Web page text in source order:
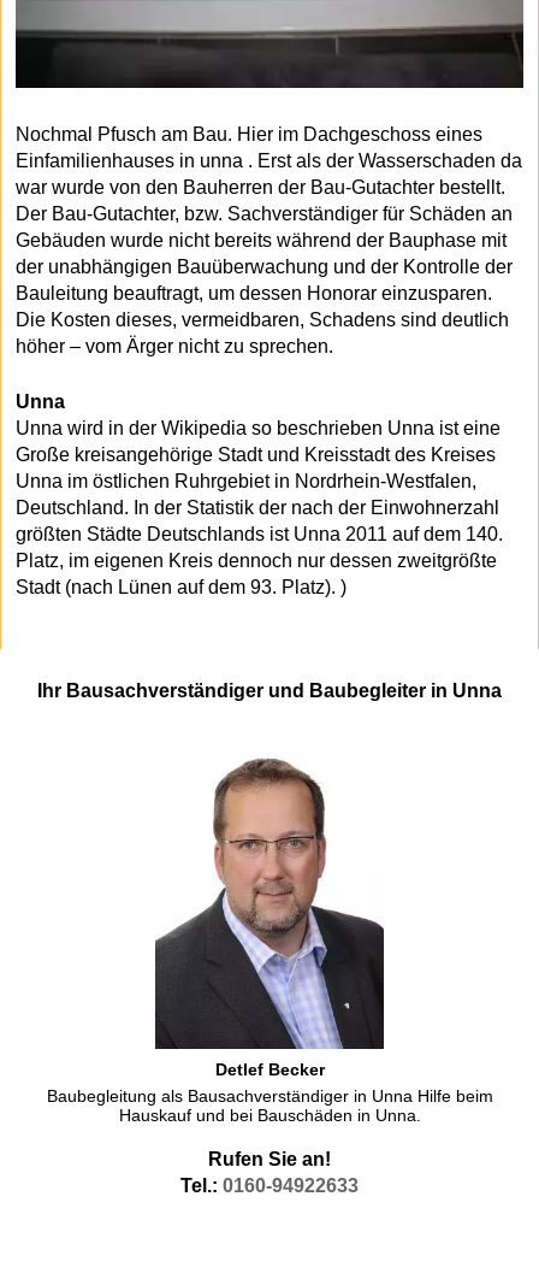
Ihr Bausachverständiger und Baubegleiter in Unna
Detlef Becker
Baubegleitung als Bausachverständiger in Unna Hilfe beim
Hauskauf und bei Bauschäden in Unna.
Rufen Sie an!
Tel.: 0160-94922633
Nochmal Pfusch am Bau. Hier im Dachgeschoss eines
Einfamilienhauses in unna . Erst als der Wasserschaden da
war wurde von den Bauherren der Bau-Gutachter bestellt.
Der Bau-Gutachter, bzw. Sachverständiger für Schäden an
Gebäuden wurde nicht bereits während der Bauphase mit
der unabhängigen Bauüberwachung und der Kontrolle der
Bauleitung beauftragt, um dessen Honorar einzusparen.
Die Kosten dieses, vermeidbaren, Schadens sind deutlich
höher – vom Ärger nicht zu sprechen.
Unna
Unna wird in der Wikipedia so beschrieben Unna ist eine
Große kreisangehörige Stadt und Kreisstadt des Kreises
Unna im östlichen Ruhrgebiet in Nordrhein-Westfalen,
Deutschland. In der Statistik der nach der Einwohnerzahl
größten Städte Deutschlands ist Unna 2011 auf dem 140.
Platz, im eigenen Kreis dennoch nur dessen zweitgrößte
Stadt (nach Lünen auf dem 93. Platz). )